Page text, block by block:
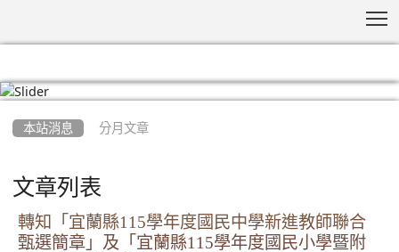
本站消息 分月文章
文章列表
轉知「宜蘭縣115學年度國民中學新進教師聯合
甄選簡章」及「宜蘭縣115學年度國民小學暨附